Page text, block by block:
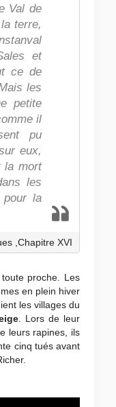
Val de
terre,
et
ce de
les
petite
il
pu
eux,
la mort
les
la
,Chapitre XVI
proche. Les
en plein hiver
les villages du
. Lors de leur
leurs rapines, ils
cinq tués avant